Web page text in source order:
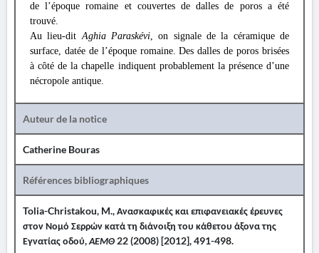
de l’époque romaine et couvertes de dalles de poros a été
trouvé.
Au lieu-ditAghia Paraskévi, on signale de la céramique de
surface, datée de l’époque romaine. Des dalles de poros brisées
à côté de la chapelle indiquent probablement la présence d’une
nécropole antique.
Auteur de la notice
Catherine Bouras
Références bibliographiques
Tolia-Christakou, M., Ανασκαφικές και επιφανειακές έρευνες
στον Νομό Σερρών κατά τη διάνοιξη του κάθετου άξονα της
Εγνατίας οδού,ΑΕΜΘ22 (2008) [2012], 491-498.